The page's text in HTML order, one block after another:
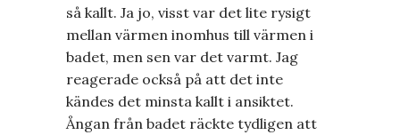
så kallt. Ja jo, visst var det lite rysigt
mellan värmen inomhus till värmen i
badet, men sen var det varmt. Jag
reagerade också på att det inte
kändes det minsta kallt i ansiktet.
Ångan från badet räckte tydligen att